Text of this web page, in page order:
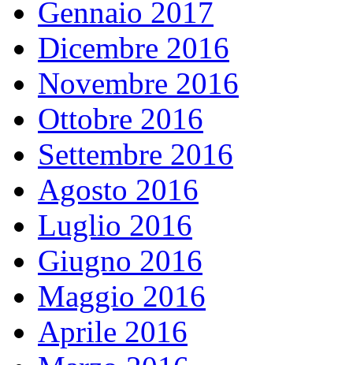
Gennaio 2017
Dicembre 2016
Novembre 2016
Ottobre 2016
Settembre 2016
Agosto 2016
Luglio 2016
Giugno 2016
Maggio 2016
Aprile 2016